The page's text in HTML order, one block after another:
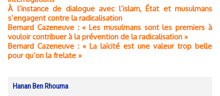
À l’instance de dialogue avec l’islam, État et musulmans
s’engagent contre la radicalisation
Bernard Cazeneuve : « Les musulmans sont les premiers à
vouloir contribuer à la prévention de la radicalisation »
Bernard Cazeneuve : « La laïcité est une valeur trop belle
pour qu’on la frelate »
Hanan Ben Rhouma